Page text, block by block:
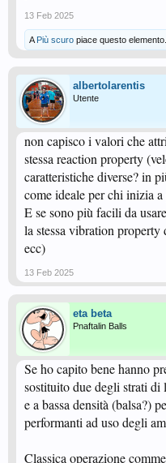
13 Feb 2025
A Più scuro piace questo elemento.
albertolarentis
Utente
non capisco i valori che
stessa reaction property
caratteristiche diverse? in
come ideale per chi inizia a
E se sono più facili da
la stessa vibration
ecc)
13 Feb 2025
eta beta
Pnaftalin Balls
Se ho capito bene hanno
sostituito due degli strati di
e a bassa densità (balsa?)
performanti ad uso degli
Classica operazione